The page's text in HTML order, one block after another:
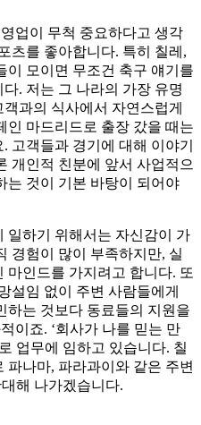
업이 무척 중요하다고 생각
츠를 좋아합니다. 특히 칠레,
이 모이면 무조건 축구 얘기를
. 저는 그 나라의 가장 유명
과의 식사에서 자연스럽게
인 마드리드로 출장 갔을 때는
고객들과 경기에 대해 이야기
개인적 친분에 앞서 사업적으
는 것이 기본 바탕이 되어야
일하기 위해서는 자신감이 가
경험이 많이 부족하지만, 실
마인드를 가지려고 합니다. 또
설임 없이 주변 사람들에게
하는 것보다 동료들의 지원을
이죠. ‘회사가 나를 믿는 만
업무에 임하고 있습니다. 칠
파나마, 파라과이와 같은 주변
해 나가겠습니다.